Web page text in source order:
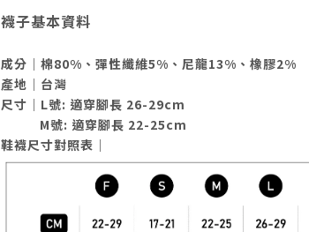
襪子基本資料
成分｜棉80%、彈性纖維5%、尼龍13%、橡膠2%
產地｜台灣
尺寸｜L號: 適穿腳長 26-29cm
M號: 適穿腳長 22-25cm
鞋襪尺寸對照表｜